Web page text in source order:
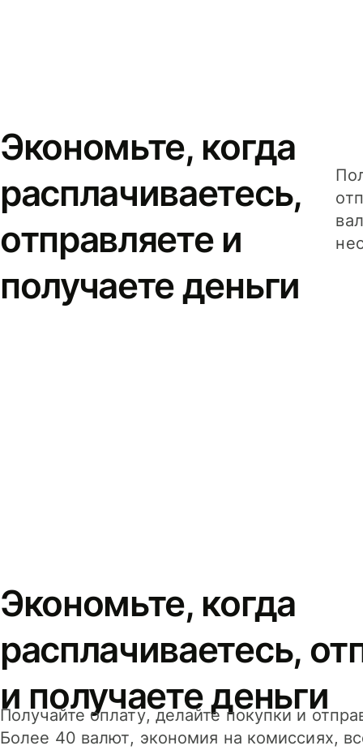
Экономьте, когда
расплачиваетесь,
отправляете и
получаете деньги
Экономьте, когда
расплачиваетесь,
и получаете деньги
Получайте оплату, делайте покупки и
Более 40 валют, экономия на комиссиях,